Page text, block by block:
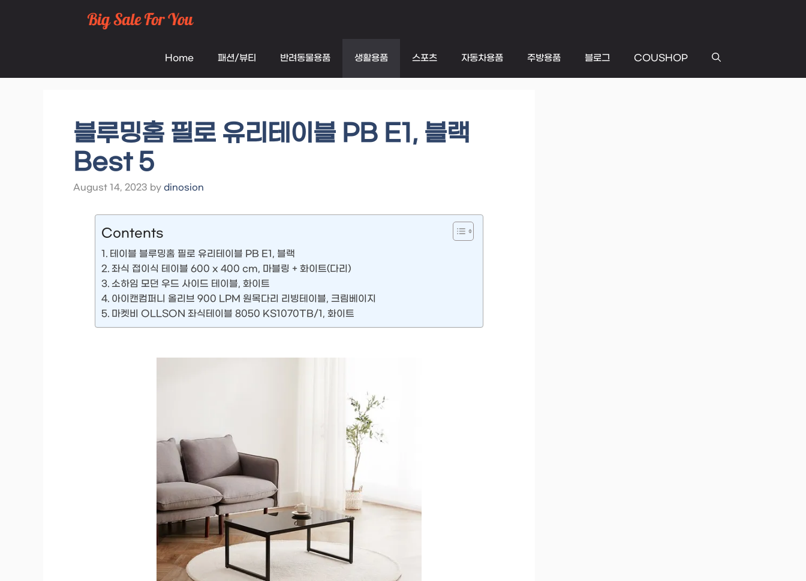
Home 패션/뷰티 반려동물용품 생활용품 스포츠 자동차용품 주방용품 블로그 COUSHOP
블루밍홈 필로 유리테이블 PB E1, 블랙
Best 5
August 14, 2023 by dinosion
Contents
테이블 블루밍홈 필로 유리테이블 PB E1, 블랙
좌식 접이식 테이블 600 x 400 cm, 마블링 + 화이트(다리)
소하임 모던 우드 사이드 테이블, 화이트
아이캔컴퍼니 올리브 900 LPM 원목다리 리빙테이블, 크림베이지
마켓비 OLLSON 좌식테이블 8050 KS1070TB/1, 화이트